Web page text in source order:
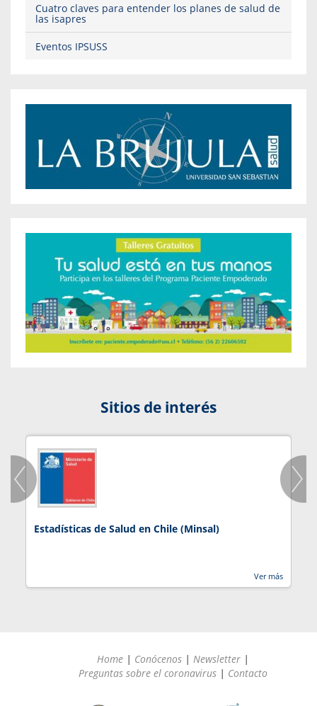
Cuatro claves para entender los planes de salud de
las isapres
Eventos IPSUSS
Sitios de interés
Estadísticas de Salud en Chile (Minsal)
Ver más
Home | Conócenos | Newsletter |
Preguntas sobre el coronavirus | Contacto